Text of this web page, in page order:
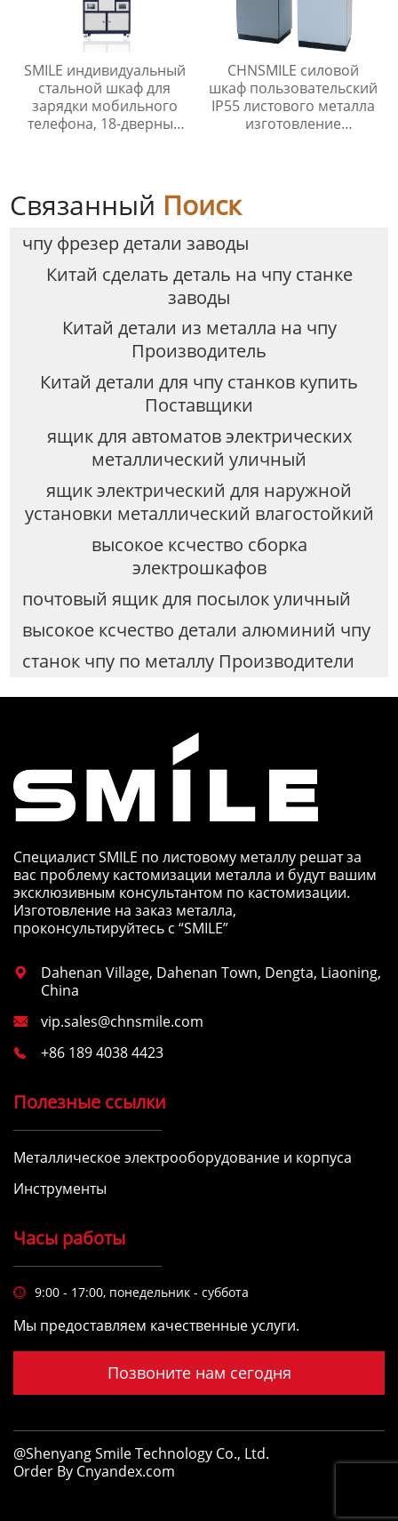
SMILE индивидуальный
стальной шкаф для
зарядки мобильного
телефона, 18-дверный
CHNSMILE силовой
шкаф пользовательский
IP55 листового металла
изготовление
Связанный Поиск
чпу фрезер детали заводы
Китай сделать деталь на чпу станке
заводы
Китай детали из металла на чпу
Производитель
Китай детали для чпу станков купить
Поставщики
ящик для автоматов электрических
металлический уличный
ящик электрический для наружной
установки металлический влагостойкий
высокое ксчество сборка
электрошкафов
почтовый ящик для посылок уличный
высокое ксчество детали алюминий чпу
станок чпу по металлу Производители
Специалист SMILE по листовому металлу решат за
вас проблему кастомизации металла и будут вашим
эксклюзивным консультантом по кастомизации.
Изготовление на заказ металла,
проконсультируйтесь с “SMILE”

Dahenan Village, Dahenan Town, Dengta, Liaoning,
China
 vip.sales@chnsmile.com
 +86 189 4038 4423
Полезные ссылки
Металлическое электрооборудование и корпуса
Инструменты
Часы работы
 9:00 - 17:00, понедельник - суббота
Мы предоставляем качественные услуги.
Позвоните нам сегодня
@Shenyang Smile Technology Co., Ltd.
Order By Cnyandex.com